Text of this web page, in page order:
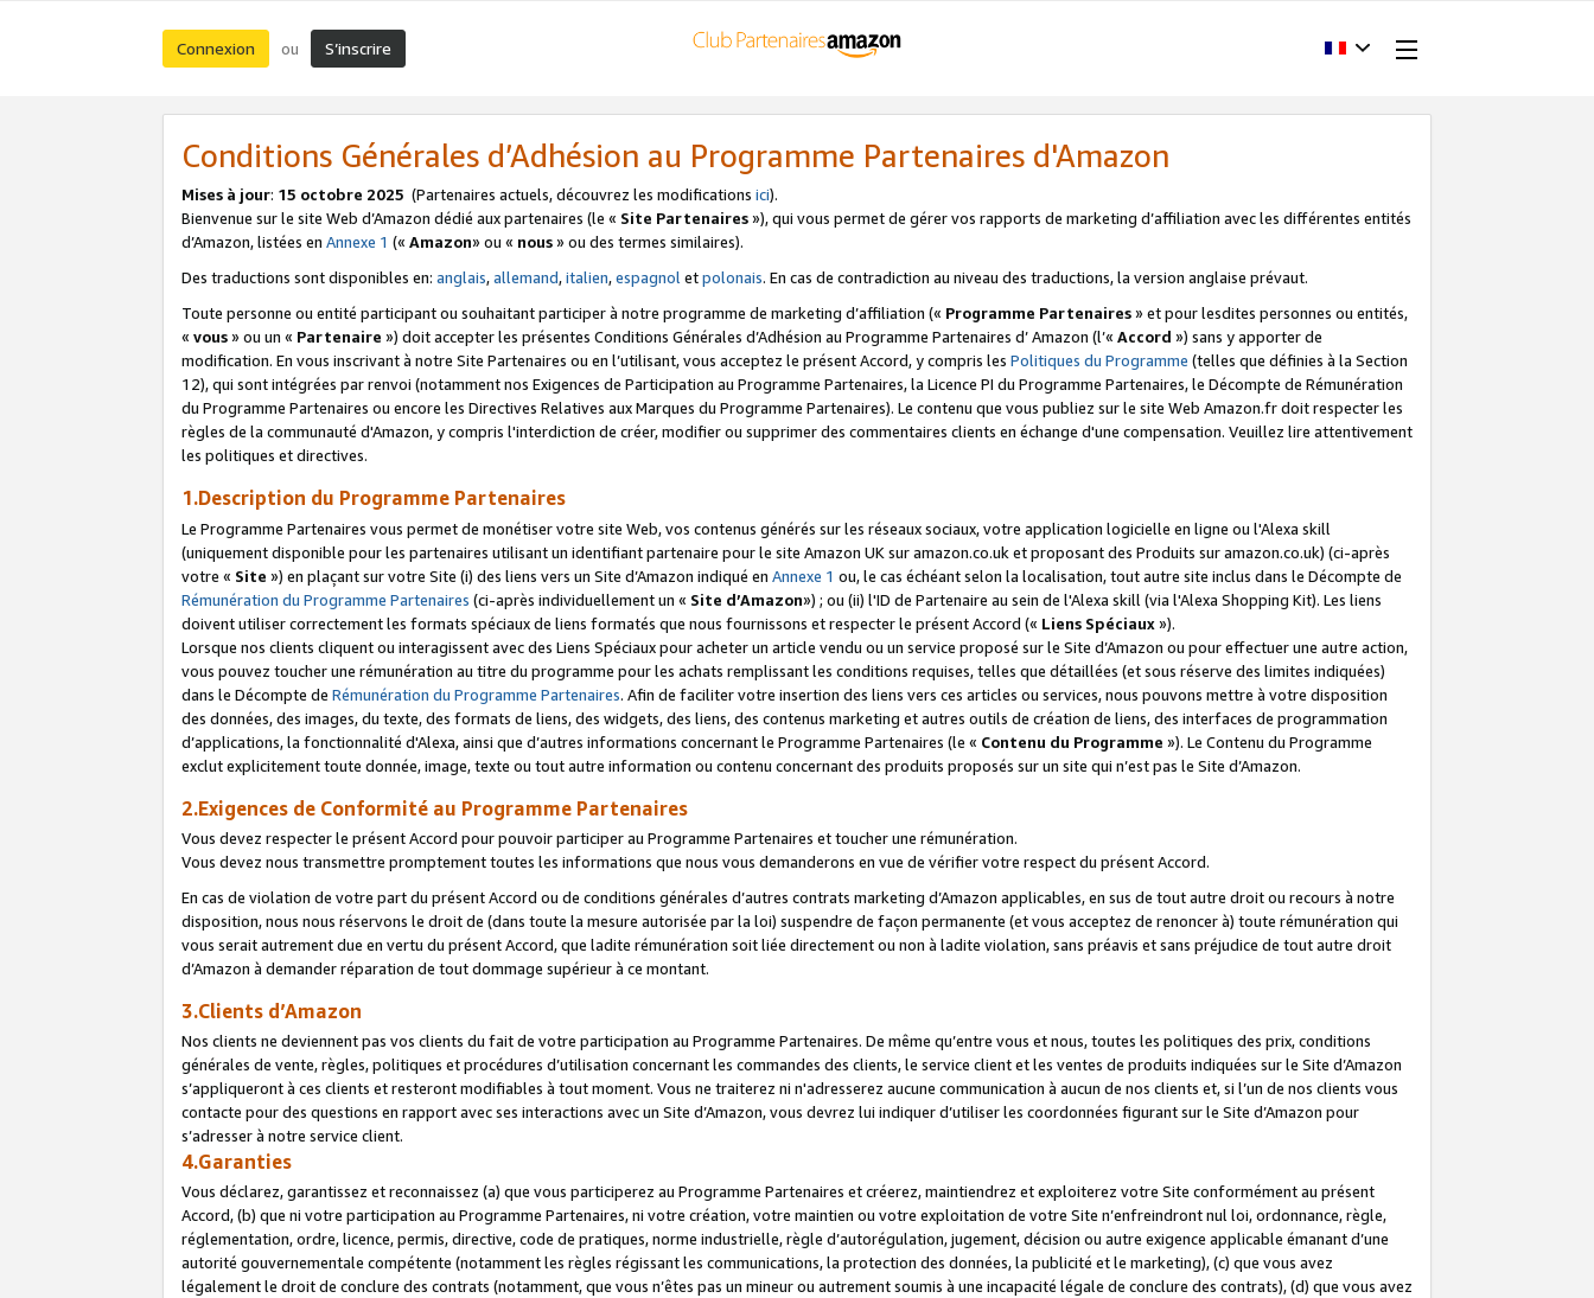
Connexion ou S’inscrire
Conditions Générales d’Adhésion au Programme Partenaires d'Amazon
Mises à jour: 15 octobre 2025 (Partenaires actuels, découvrez les modifications ici).
Bienvenue sur le site Web d’Amazon dédié aux partenaires (le « Site Partenaires»), qui vous permet de gérer vos rapports de marketing d’affiliation avec les différentes entités
d’Amazon, listées en Annexe 1 (« Amazon» ou « nous» ou des termes similaires).
Des traductions sont disponibles en: anglais,allemand,italien,espagnoletpolonais. En cas de contradiction au niveau des traductions, la version anglaise prévaut.
Toute personne ou entité participant ou souhaitant participer à notre programme de marketing d’affiliation (« Programme Partenaires» et pour lesdites personnes ou entités,
« vous» ou un « Partenaire ») doit accepter les présentes Conditions Générales d’Adhésion au Programme Partenaires d’ Amazon (l’« Accord ») sans y apporter de
modification. En vous inscrivant à notre Site Partenaires ou en l’utilisant, vous acceptez le présent Accord, y compris les Politiques du Programme (telles que définies à la Section
12), qui sont intégrées par renvoi (notamment nos Exigences de Participation au Programme Partenaires, la Licence PI du Programme Partenaires, le Décompte de Rémunération
du Programme Partenaires ou encore les Directives Relatives aux Marques du Programme Partenaires). Le contenu que vous publiez sur le site Web Amazon.fr doit respecter les
règles de la communauté d'Amazon, y compris l'interdiction de créer, modifier ou supprimer des commentaires clients en échange d'une compensation. Veuillez lire attentivement
les politiques et directives.
1.Description du Programme Partenaires
Le Programme Partenaires vous permet de monétiser votre site Web, vos contenus générés sur les réseaux sociaux, votre application logicielle en ligne ou l'Alexa skill
(uniquement disponible pour les partenaires utilisant un identifiant partenaire pour le site Amazon UK sur amazon.co.uk et proposant des Produits sur amazon.co.uk) (ci-après
votre « Site ») en plaçant sur votre Site (i) des liens vers un Site d’Amazon indiqué en Annexe 1 ou, le cas échéant selon la localisation, tout autre site inclus dans le Décompte de
Rémunération du Programme Partenaires (ci-après individuellement un « Site d’Amazon») ; ou (ii) l'ID de Partenaire au sein de l'Alexa skill (via l'Alexa Shopping Kit). Les liens
doivent utiliser correctement les formats spéciaux de liens formatés que nous fournissons et respecter le présent Accord (« Liens Spéciaux»).
Lorsque nos clients cliquent ou interagissent avec des Liens Spéciaux pour acheter un article vendu ou un service proposé sur le Site d’Amazon ou pour effectuer une autre action,
vous pouvez toucher une rémunération au titre du programme pour les achats remplissant les conditions requises, telles que détaillées (et sous réserve des limites indiquées)
dans le Décompte de Rémunération du Programme Partenaires. Afin de faciliter votre insertion des liens vers ces articles ou services, nous pouvons mettre à votre disposition
des données, des images, du texte, des formats de liens, des widgets, des liens, des contenus marketing et autres outils de création de liens, des interfaces de programmation
d’applications, la fonctionnalité d'Alexa, ainsi que d’autres informations concernant le Programme Partenaires (le « Contenu du Programme »). Le Contenu du Programme
exclut explicitement toute donnée, image, texte ou tout autre information ou contenu concernant des produits proposés sur un site qui n’est pas le Site d’Amazon.
2.Exigences de Conformité au Programme Partenaires
Vous devez respecter le présent Accord pour pouvoir participer au Programme Partenaires et toucher une rémunération.
Vous devez nous transmettre promptement toutes les informations que nous vous demanderons en vue de vérifier votre respect du présent Accord.
En cas de violation de votre part du présent Accord ou de conditions générales d’autres contrats marketing d’Amazon applicables, en sus de tout autre droit ou recours à notre
disposition, nous nous réservons le droit de (dans toute la mesure autorisée par la loi) suspendre de façon permanente (et vous acceptez de renoncer à) toute rémunération qui
vous serait autrement due en vertu du présent Accord, que ladite rémunération soit liée directement ou non à ladite violation, sans préavis et sans préjudice de tout autre droit
d’Amazon à demander réparation de tout dommage supérieur à ce montant.
3.Clients d’Amazon
Nos clients ne deviennent pas vos clients du fait de votre participation au Programme Partenaires. De même qu’entre vous et nous, toutes les politiques des prix, conditions
générales de vente, règles, politiques et procédures d’utilisation concernant les commandes des clients, le service client et les ventes de produits indiquées sur le Site d’Amazon
s’appliqueront à ces clients et resteront modifiables à tout moment. Vous ne traiterez ni n'adresserez aucune communication à aucun de nos clients et, si l’un de nos clients vous
contacte pour des questions en rapport avec ses interactions avec un Site d’Amazon, vous devrez lui indiquer d’utiliser les coordonnées figurant sur le Site d’Amazon pour
s’adresser à notre service client.
4.Garanties
Vous déclarez, garantissez et reconnaissez (a) que vous participerez au Programme Partenaires et créerez, maintiendrez et exploiterez votre Site conformément au présent
Accord, (b) que ni votre participation au Programme Partenaires, ni votre création, votre maintien ou votre exploitation de votre Site n’enfreindront nul loi, ordonnance, règle,
réglementation, ordre, licence, permis, directive, code de pratiques, norme industrielle, règle d’autorégulation, jugement, décision ou autre exigence applicable émanant d’une
autorité gouvernementale compétente (notamment les règles régissant les communications, la protection des données, la publicité et le marketing), (c) que vous avez
légalement le droit de conclure des contrats (notamment, que vous n’êtes pas un mineur ou autrement soumis à une incapacité légale de conclure des contrats), (d) que vous avez